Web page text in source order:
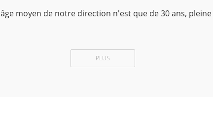
moyen de notre direction n'est que de 30 ans,
PLUS